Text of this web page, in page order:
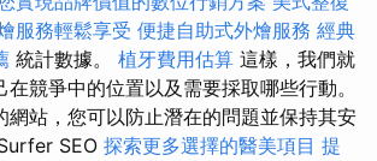
服務輕鬆享受 便捷自助式外燴服務 經典
統計數據。 植牙費用估算 這樣，我們就
競爭中的位置以及需要採取哪些行動。
網站，您可以防止潛在的問題並保持其安
SEO 探索更多選擇的醫美項目 提